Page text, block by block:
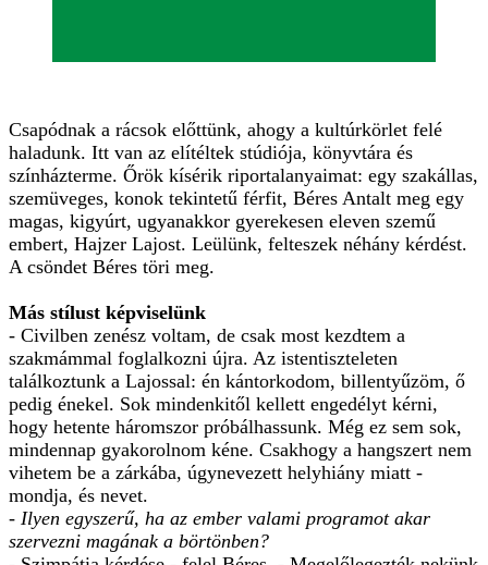
Csapódnak a rácsok előttünk, ahogy a kultúrkörlet felé
haladunk. Itt van az elítéltek stúdiója, könyvtára és
színházterme. Őrök kísérik riportalanyaimat: egy szakállas,
szemüveges, konok tekintetű férfit, Béres Antalt meg egy
magas, kigyúrt, ugyanakkor gyerekesen eleven szemű
embert, Hajzer Lajost. Leülünk, felteszek néhány kérdést.
A csöndet Béres töri meg.
Más stílust képviselünk
- Civilben zenész voltam, de csak most kezdtem a
szakmámmal foglalkozni újra. Az istentiszteleten
találkoztunk a Lajossal: én kántorkodom, billentyűzöm, ő
pedig énekel. Sok mindenkitől kellett engedélyt kérni,
hogy hetente háromszor próbálhassunk. Még ez sem sok,
mindennap gyakorolnom kéne. Csakhogy a hangszert nem
vihetem be a zárkába, úgynevezett helyhiány miatt -
mondja, és nevet.
- Ilyen egyszerű, ha az ember valami programot akar
szervezni magának a börtönben?